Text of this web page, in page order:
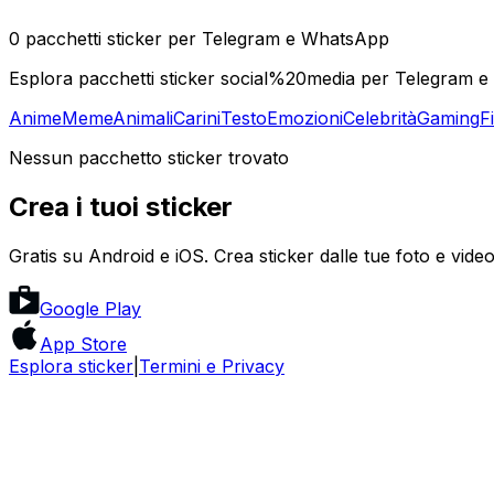
0 pacchetti sticker per Telegram e WhatsApp
Esplora pacchetti sticker social%20media per Telegram
AnimeMemeAnimaliCariniTestoEmozioniCelebritàGaming
Nessun pacchetto sticker trovato
Crea i tuoi sticker
Gratis su Android e iOS. Crea sticker dalle tue foto e
Google Play
App Store
Esplora sticker Termini e Privacy